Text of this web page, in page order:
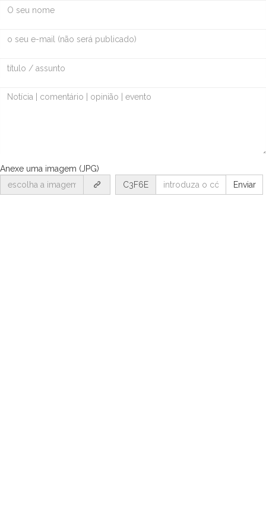
Anexe uma imagem (JPG)
C3F6E
Enviar